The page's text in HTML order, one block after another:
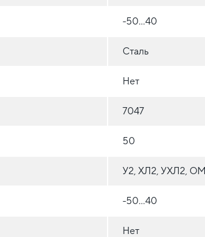
-50...40
Сталь
Нет
7047
50
У2, ХЛ2, УХЛ2,
-50...40
Нет